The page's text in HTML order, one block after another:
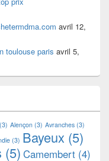
avril 12,
toulouse paris avril 5,
(3) Alençon (3) Avranches (3)
(3) Bayeux (5)
(5) Camembert (4)